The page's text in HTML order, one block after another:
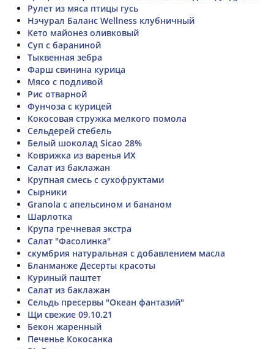
Рулет из мяса птицы гусь
Нэчурал Баланс Wellness клубничный
Кето майонез оливковый
Суп с бараниной
Тыквенная зебра
Фарш свинина курица
Мясо с подливой
Рис отварной
Фунчоза с курицей
Кокосовая стружка мелкого помола
Сельдерей стебель
Белый шоколад Sicao 28%
Коврижка из варенья ИХ
Салат из баклажан
Крупная смесь с сухофруктами
Сырники
Granola с апельсином и бананом
Шарлотка
Крупа гречневая экстра
Салат "Фасолинка"
скумбрия натуральная с добавлением масла
Бланманже Десерты красоты
Куриный паштет
Салат из баклажан
Сельдь пресервы "Океан фантазий"
Щи свежие 09.10.21
Бекон жаренный
Печенье Кокосанка